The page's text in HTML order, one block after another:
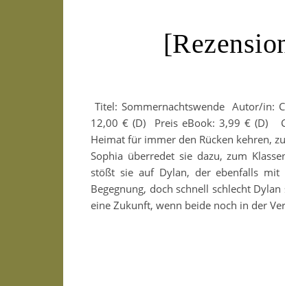
Titel: Sommernachtswende Autor/in:
12,00 € (D) Preis eBook: 3,99 € (D)
Heimat für immer den Rücken kehren,
Sophia überredet sie dazu, zum
stößt sie auf Dylan, der ebenfalls
Begegnung, doch schnell schlecht
eine Zukunft, wenn beide noch in der